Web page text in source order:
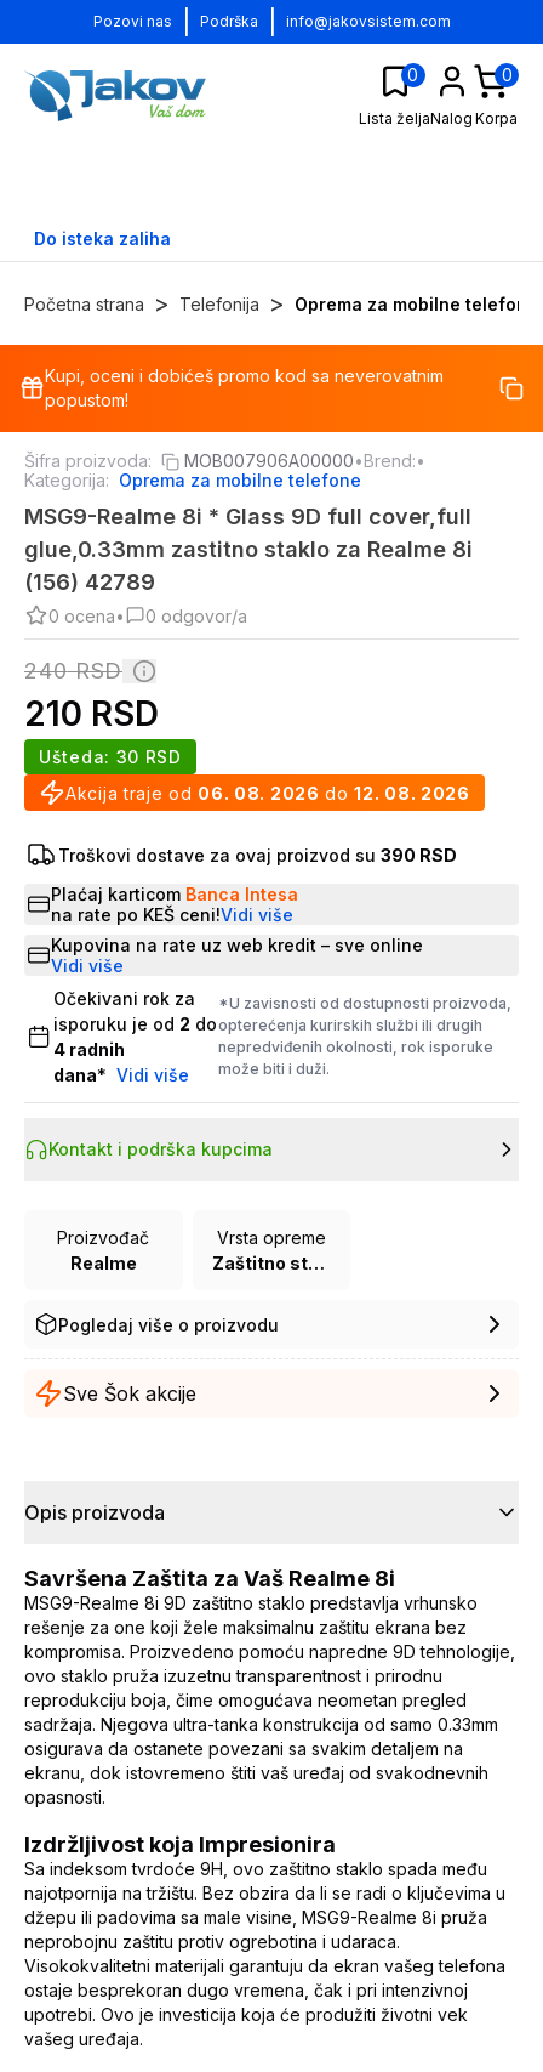
Pozovi nas Podrška info@jakovsistem.com
0
Lista željaNalog
0
Korpa
Do isteka zaliha
Početna strana > Telefonija > Oprema za mobilne telefone
%
Kupi, oceni i dobićeš promo kod sa neverovatnim
popustom!
Šifra proizvoda: MOB007906A00000•Brend:•
Kategorija: Oprema za mobilne telefone
MSG9-Realme 8i * Glass 9D full cover,full
glue,0.33mm zastitno staklo za Realme 8i
(156) 42789
0 ocena• 0 odgovor/a
240RSD
210 RSD
Akcija traje od 06. 08. 2026 do 12. 08. 2026
Ušteda: 30 RSD
Troškovi dostave za ovaj proizvod su 390 RSD
Plaćaj karticom Banca Intesa
na rate po KEŠ ceni!Vidi više
Kupovina na rate uz web kredit – sve online
Vidi više
Očekivani rok za
isporuku je od 2 do
4 radnih
dana* Vidi više
*U zavisnosti od dostupnosti proizvoda,
opterećenja kurirskih službi ili drugih
nepredviđenih okolnosti, rok isporuke
može biti i duži.
Kontakt i podrška kupcima
Proizvođač
Realme
Vrsta opreme
Zaštitno staklo za mobilne telefone
Pogledaj više o proizvodu
Sve Šok akcije
Opis proizvoda
Savršena Zaštita za Vaš Realme 8i
MSG9-Realme 8i 9D zaštitno staklo predstavlja vrhunsko
rešenje za one koji žele maksimalnu zaštitu ekrana bez
kompromisa. Proizvedeno pomoću napredne 9D tehnologije,
ovo staklo pruža izuzetnu transparentnost i prirodnu
reprodukciju boja, čime omogućava neometan pregled
sadržaja. Njegova ultra-tanka konstrukcija od samo 0.33mm
osigurava da ostanete povezani sa svakim detaljem na
ekranu, dok istovremeno štiti vaš uređaj od svakodnevnih
opasnosti.
Izdržljivost koja Impresionira
Sa indeksom tvrdoće 9H, ovo zaštitno staklo spada među
najotpornija na tržištu. Bez obzira da li se radi o ključevima u
džepu ili padovima sa male visine, MSG9-Realme 8i pruža
neprobojnu zaštitu protiv ogrebotina i udaraca.
Visokokvalitetni materijali garantuju da ekran vašeg telefona
ostaje besprekoran dugo vremena, čak i pri intenzivnoj
upotrebi. Ovo je investicija koja će produžiti životni vek
vašeg uređaja.